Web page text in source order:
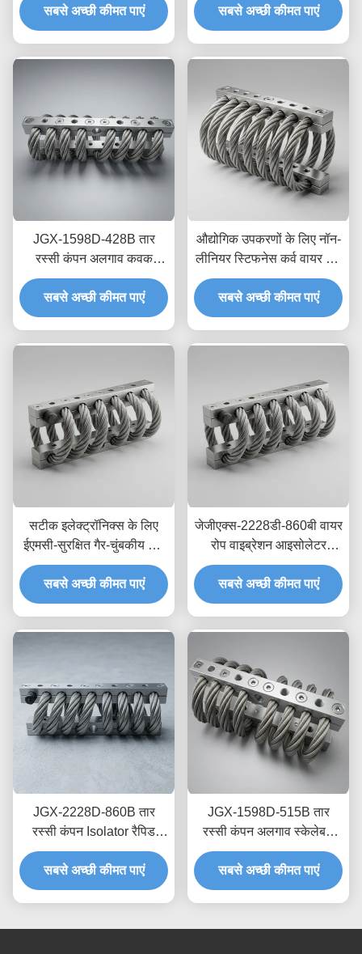
स्टेनलेस स्टील शॉक माउंट
सबसे अच्छी कीमत पाएं
तेल मुक्त घर्षण डिम्पिंग
सबसे अच्छी कीमत पाएं
JGX-1598D-428B तार
रस्सी कंपन अलगाव कवक
रासायनिक धोने प्रतिरोधी
स्टेनलेस स्टील अलगाव माउंट
सबसे अच्छी कीमत पाएं
औद्योगिक उपकरणों के लिए नॉन-
लीनियर स्टिफनेस कर्व वायर रोप
आइसोलेटर JGX-2228D-
665B इको-फ्रेंडली ऑल-मेटल
माउंट
सबसे अच्छी कीमत पाएं
सटीक इलेक्ट्रॉनिक्स के लिए
ईएमसी-सुरक्षित गैर-चुंबकीय तार
रस्सी आइसोलेटर JGX-
2228D-665B क्षणिक शॉक
डिसिपेशन माउंट
सबसे अच्छी कीमत पाएं
जेजीएक्स-2228डी-860बी वायर
रोप वाइब्रेशन आइसोलेटर
स्टेनलेस स्टील लंबी सेवा जीवन
औद्योगिक शॉक एब्जॉर्बर
सबसे अच्छी कीमत पाएं
JGX-2228D-860B तार
रस्सी कंपन Isolator रैपिड
प्रोटोटाइपिंग त्वरित विधानसभा
अनुकूलन Shock Mount
सबसे अच्छी कीमत पाएं
JGX-1598D-515B तार
रस्सी कंपन अलगाव स्केलेबल
लोड क्षमता और संरचना-बोर्न शोर
अलगाव प्रदान
सबसे अच्छी कीमत पाएं